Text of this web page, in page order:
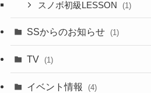
スノボ初級LESSON (1)
SSからのお知らせ (1)
TV (1)
イベント情報 (4)